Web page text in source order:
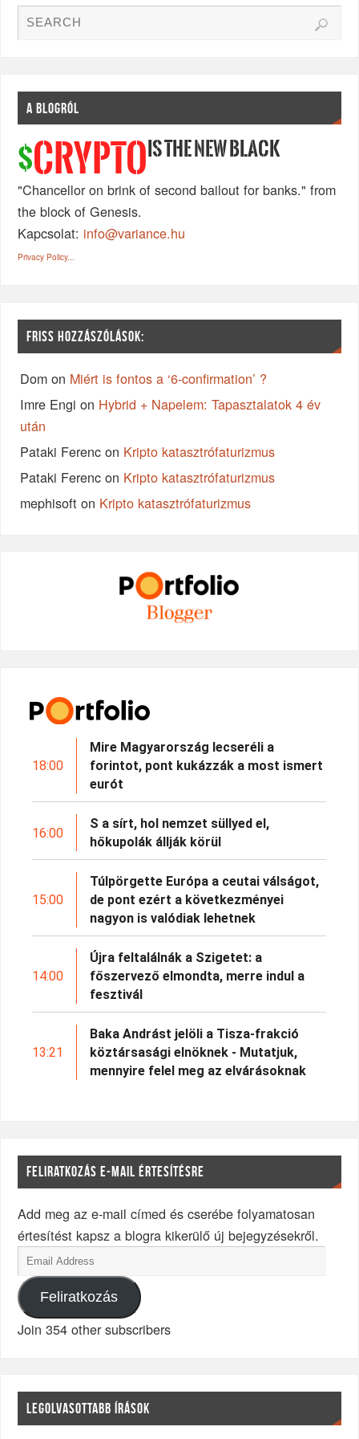
A BLOGRÓL
$CRYPTO IS THE NEW BLACK
"Chancellor on brink of second bailout for banks." from
the block of Genesis.
Kapcsolat: info@variance.hu
Privacy Policy...
FRISS HOZZÁSZÓLÁSOK:
Dom on Miért is fontos a ‘6-confirmation’ ?
Imre Engi on Hybrid + Napelem: Tapasztalatok 4 év
után
Pataki Ferenc on Kripto katasztrófaturizmus
Pataki Ferenc on Kripto katasztrófaturizmus
mephisoft on Kripto katasztrófaturizmus
18:00
Mire Magyarország lecseréli a
forintot, pont kukázzák a most ismert
eurót
16:00
S a sírt, hol nemzet süllyed el,
hőkupolák állják körül
15:00
Túlpörgette Európa a ceutai válságot,
de pont ezért a következményei
nagyon is valódiak lehetnek
14:00
Újra feltalálnák a Szigetet: a
főszervező elmondta, merre indul a
fesztivál
13:21
Baka Andrást jelöli a Tisza-frakció
köztársasági elnöknek - Mutatjuk,
mennyire felel meg az elvárásoknak
FELIRATKOZÁS E-MAIL ÉRTESÍTÉSRE
Add meg az e-mail címed és cserébe folyamatosan
értesítést kapsz a blogra kikerülő új bejegyzésekről.
Feliratkozás
Join 354 other subscribers
LEGOLVASOTTABB ÍRÁSOK